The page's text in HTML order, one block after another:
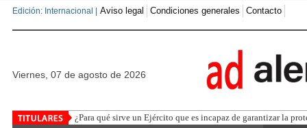
Edición: Internacional | Aviso legal Condiciones generales Contacto
viernes, 07 de agosto de 2026
La Federaci